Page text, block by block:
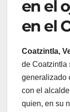
en el
en el
Coatzintla,
de Coatzintla
generalizado
con el
quien, en su